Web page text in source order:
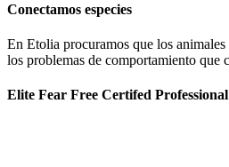
Conectamos especies
En Etolia procuramos que los
los problemas de comportamiento que
Elite Fear Free Certifed Professional